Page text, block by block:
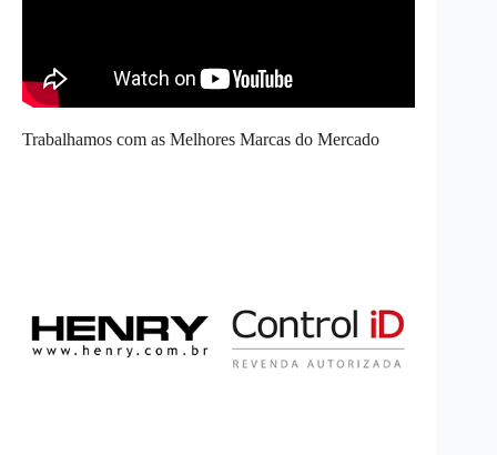
Trabalhamos com as Melhores Marcas do Mercado